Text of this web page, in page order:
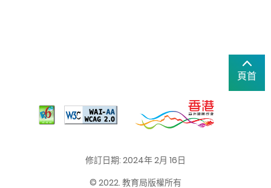
頁首
修訂日期: 2024年 2月 16日
© 2022. 教育局版權所有